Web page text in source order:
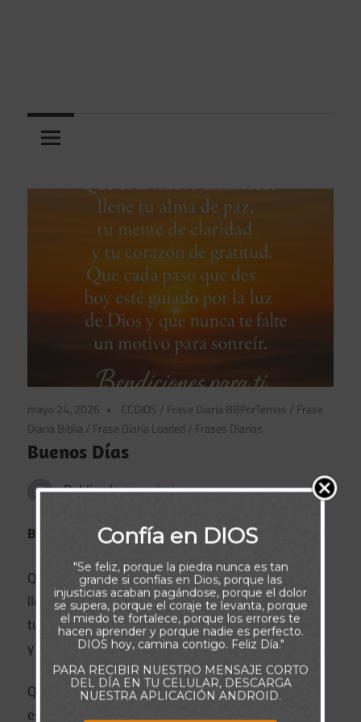
mayo 24, 2026 CCDIOS / Frase Diaria BBPorTemas / Frase
Diaria Biblia / Frase Diaria Loaded / Frases Diarias
Buenos Días
Publicado poradmin
Buenos días
Que este nuevo amanecer
llene tu alma de paz,
tu mente de claridad
y tu corazón de gratitud.
Que cada paso que des hoy
esté guiado por la luz de Dios
Confía en DIOS
"Se feliz, porque la piedra nunca es tan
grande si confías en Dios, porque las
injusticias acaban pagándose, porque el dolor
se supera, porque el coraje te levanta, porque
el miedo te fortalece, porque los errores te
hacen aprender y porque nadie es perfecto.
DIOS hoy, camina contigo. Feliz Día."
PARA RECIBIR NUESTRO MENSAJE CORTO
DEL DÍA EN TU CELULAR, DESCARGA
NUESTRA APLICACIÓN ANDROID.